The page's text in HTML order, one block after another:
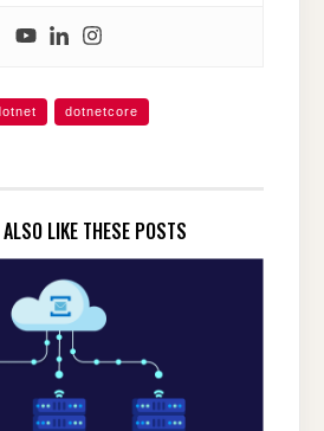
dotnetcore
LIKE THESE POSTS